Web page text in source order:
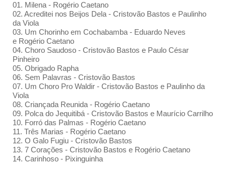
01. Milena - Rogério Caetano
02. Acreditei nos Beijos Dela - Cristovão Bastos e Paulinho
da Viola
03. Um Chorinho em Cochabamba - Eduardo Neves
e Rogério Caetano
04. Choro Saudoso - Cristovão Bastos e Paulo César
Pinheiro
05. Obrigado Rapha
06. Sem Palavras - Cristovão Bastos
07. Um Choro Pro Waldir - Cristovão Bastos e Paulinho da
Viola
08. Criançada Reunida - Rogério Caetano
09. Polca do Jequitibá - Cristovão Bastos e Maurício Carrilho
10. Forró das Palmas - Rogério Caetano
11. Três Marias - Rogério Caetano
12. O Galo Fugiu - Cristovão Bastos
13. 7 Corações - Cristovão Bastos e Rogério Caetano
14. Carinhoso - Pixinguinha